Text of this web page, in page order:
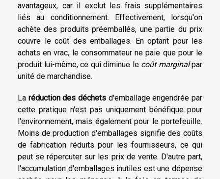
avantageux, car il exclut les frais supplémentaires
liés au conditionnement. Effectivement, lorsqu'on
achète des produits préemballés, une partie du prix
couvre le coût des emballages. En optant pour les
achats en vrac, le consommateur ne paie que pour le
produit lui-même, ce qui diminue le coût marginalpar
unité de marchandise.
La réduction des déchets d'emballage engendrée par
cette pratique n'est pas uniquement bénéfique pour
l'environnement, mais également pour le portefeuille.
Moins de production d'emballages signifie des coûts
de fabrication réduits pour les fournisseurs, ce qui
peut se répercuter sur les prix de vente. D'autre part,
l'accumulation d'emballages inutiles est une dépense